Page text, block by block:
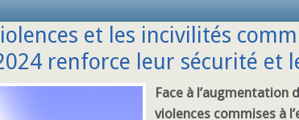
et les incivilités
renforce leur sécurité et
Face à l’augmentation
violences commises à